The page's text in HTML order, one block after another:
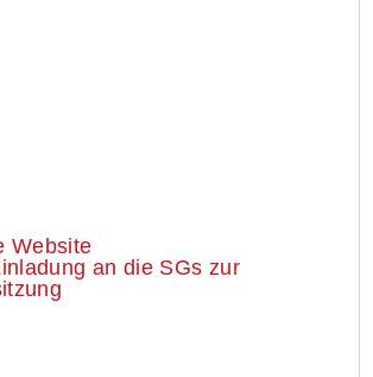
Website
an die SGs zur